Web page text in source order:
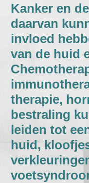
Kanker en
daarvan
invloed
van de huid
therapie,
bestraling
leiden tot
huid,